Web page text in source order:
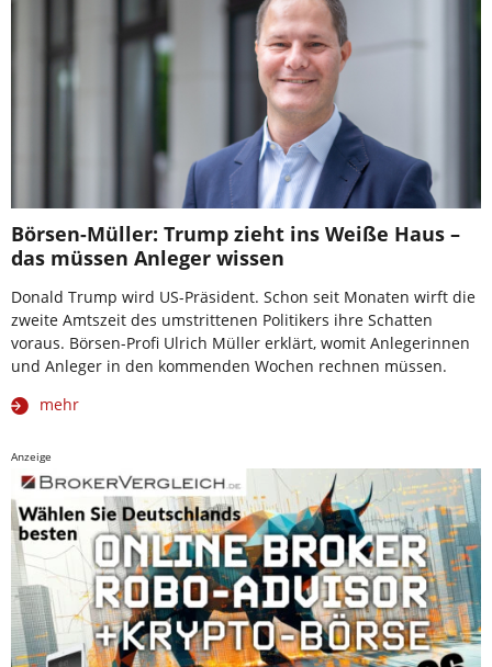
Börsen-Müller: Trump zieht ins Weiße Haus –
das müssen Anleger wissen
Donald Trump wird US-Präsident. Schon seit Monaten wirft die
zweite Amtszeit des umstrittenen Politikers ihre Schatten
voraus. Börsen-Profi Ulrich Müller erklärt, womit Anlegerinnen
und Anleger in den kommenden Wochen rechnen müssen.
mehr
Anzeige